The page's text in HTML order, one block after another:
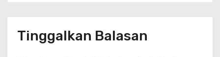
Tinggalkan Balasan